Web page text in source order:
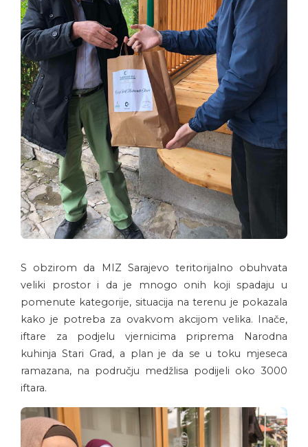
S obzirom da MIZ Sarajevo teritorijalno obuhvata
veliki prostor i da je mnogo onih koji spadaju u
pomenute kategorije, situacija na terenu je pokazala
kako je potreba za ovakvom akcijom velika. Inače,
iftare za podjelu vjernicima priprema Narodna
kuhinja Stari Grad, a plan je da se u toku mjeseca
ramazana, na području medžlisa podijeli oko 3000
iftara.